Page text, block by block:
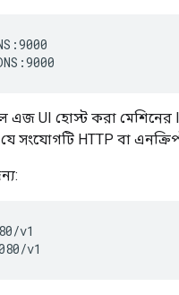
এজ UI হোস্ট করা মেশিনের
সংযোগটি HTTP বা
v1
v1